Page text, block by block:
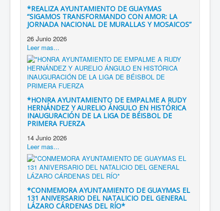
*REALIZA AYUNTAMIENTO DE GUAYMAS
“SIGAMOS TRANSFORMANDO CON AMOR: LA
JORNADA NACIONAL DE MURALLAS Y MOSAICOS”
26 Junio 2026
Leer mas...
*HONRA AYUNTAMIENTO DE EMPALME A RUDY
HERNÁNDEZ Y AURELIO ÁNGULO EN HISTÓRICA
INAUGURACIÓN DE LA LIGA DE BÉISBOL DE
PRIMERA FUERZA
14 Junio 2026
Leer mas...
*CONMEMORA AYUNTAMIENTO DE GUAYMAS EL
131 ANIVERSARIO DEL NATALICIO DEL GENERAL
LÁZARO CÁRDENAS DEL RÍO*